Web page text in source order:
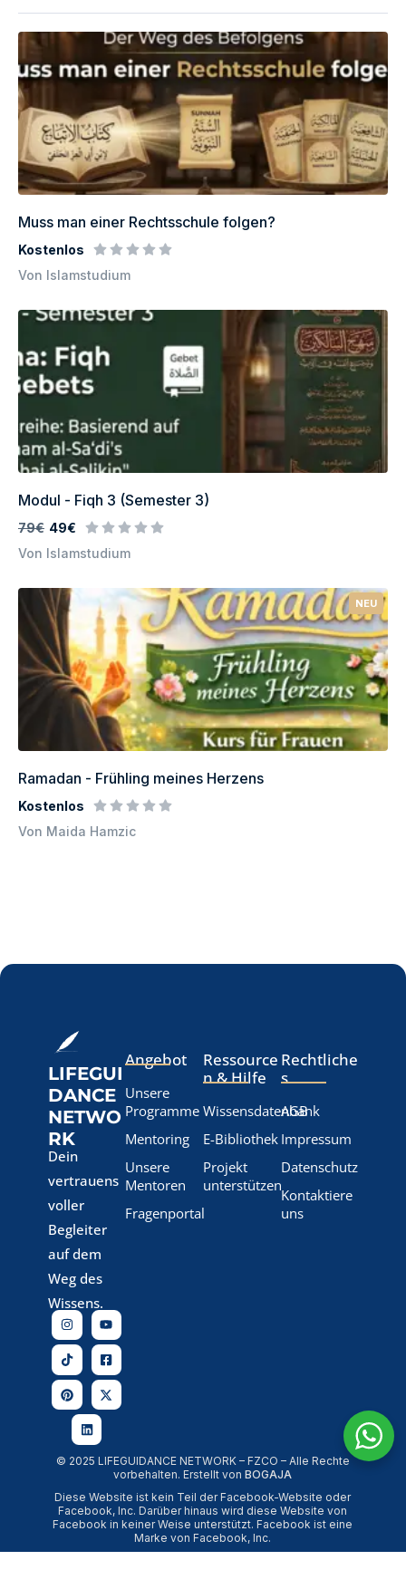
Muss man einer Rechtsschule folgen?
Kostenlos
Von Islamstudium
Modul - Fiqh 3 (Semester 3)
79€ 49€
Von Islamstudium
NEU
Ramadan - Frühling meines Herzens
Kostenlos
Von Maida Hamzic
LIFEGUI
DANCE
NETWO
RK
Dein
vertrauens
voller
Begleiter
auf dem
Weg des
Wissens.
Angebot
Unsere
Programme
Mentoring
Unsere
Mentoren
Fragenportal
Ressource
n & Hilfe
Wissensdatenbank
E-Bibliothek
Projekt
unterstützen
Rechtliche
s
AGB
Impressum
Datenschutz
Kontaktiere
uns
© 2025 LIFEGUIDANCE NETWORK – FZCO – Alle Rechte
vorbehalten. Erstellt vonBOGAJA
Diese Website ist kein Teil der Facebook-Website oder
Facebook, Inc. Darüber hinaus wird diese Website von
Facebook in keiner Weise unterstützt. Facebook ist eine
Marke von Facebook, Inc.